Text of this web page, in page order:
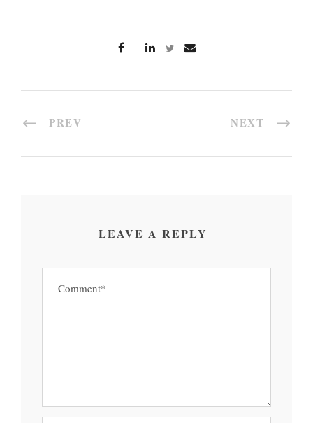
PREV NEXT
LEAVE A REPLY